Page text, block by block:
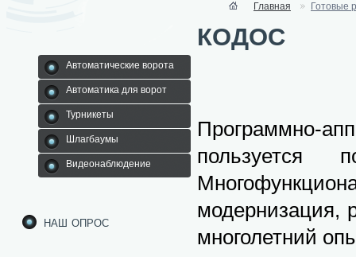
Автоматические ворота
Автоматика для ворот
Турникеты
Шлагбаумы
Видеонаблюдение
наш опрос
Главная Готовые
КОДОС
Программно-
пользуется
модернизация,
многолетний